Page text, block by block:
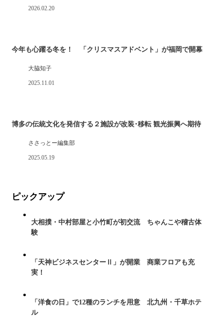
2026.02.20
今年も心躍る冬を！ 「クリスマスアドベント」が福岡で開幕
大脇知子
2025.11.01
博多の伝統文化を発信する２施設が改装･移転 観光振興へ期待
ささっとー編集部
2025.05.19
ピックアップ
大相撲・中村部屋と小竹町が初交流 ちゃんこや稽古体
験
「天神ビジネスセンターⅡ」が開業 商業フロアも充
実！
「洋食の日」で12種のランチを用意 北九州・千草ホテ
ル